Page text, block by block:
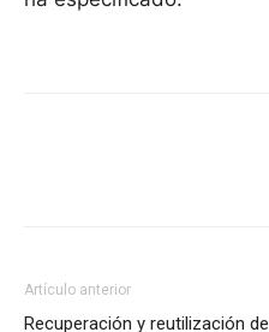
Artículo anterior
Recuperación y reutilización de